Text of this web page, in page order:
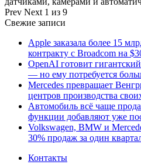
Prev Next 1 из 9
Свежие записи
Apple заказала более 15
контракту с Broadcom на
OpenAI готовит
— но ему потребуется
Mercedes превращает
центров производства
Автомобиль всё чаще
функции добавляют уже
Volkswagen, BMW и
30% продаж за один
Контакты